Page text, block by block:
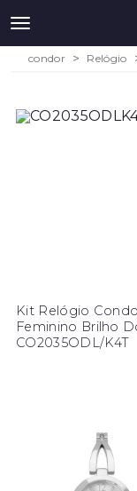
condor Relógio
Kit Relógio
Feminino Brilho
CO2035ODL/K4T